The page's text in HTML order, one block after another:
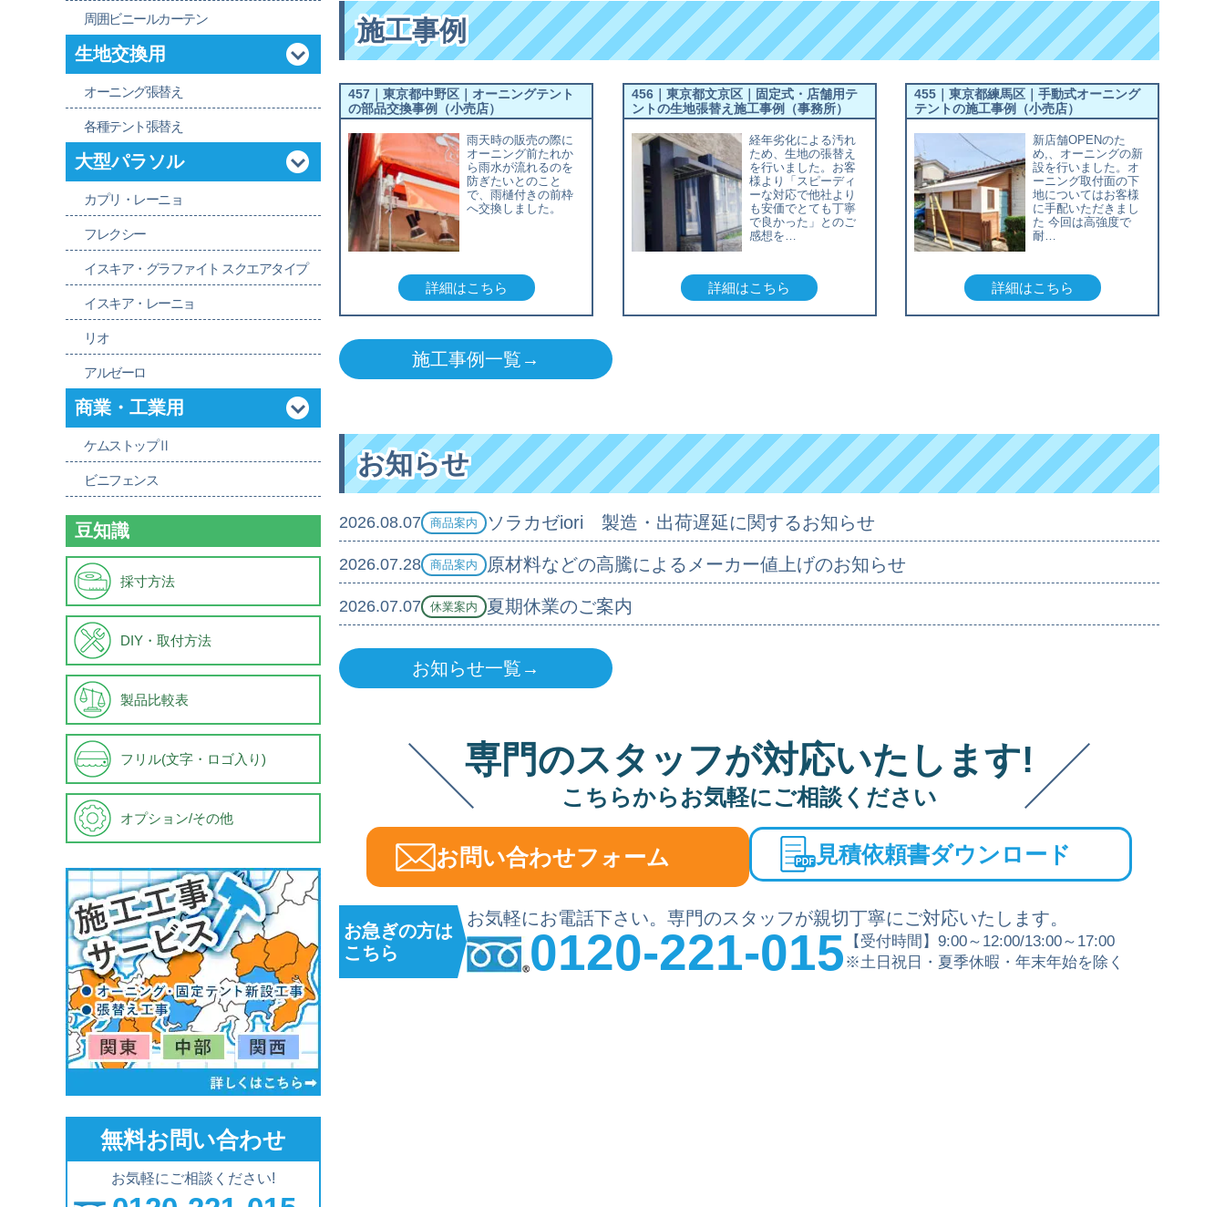
施工事例
457｜東京都中野区｜オーニングテント
の部品交換事例（小売店）
雨天時の販売の際に
オーニング前たれか
ら雨水が流れるのを
防ぎたいとのこと
で、雨樋付きの前枠
へ交換しました。
詳細はこちら
456｜東京都文京区｜固定式・店舗用テ
ントの生地張替え施工事例（事務所）
経年劣化による汚れ
ため、生地の張替え
を行いました。お客
様より「スピーディ
ーな対応で他社より
も安価でとても丁寧
で良かった」とのご
感想を…
詳細はこちら
455｜東京都練馬区｜手動式オーニング
テントの施工事例（小売店）
新店舗OPENのた
め,、オーニングの新
設を行いました。オ
ーニング取付面の下
地についてはお客様
に手配いただきまし
た 今回は高強度で
耐…
詳細はこちら
施工事例一覧→
お知らせ
2026.08.07 商品案内 ソラカゼiori 製造・出荷遅延に関するお知らせ
2026.07.28 商品案内 原材料などの高騰によるメーカー値上げのお知らせ
2026.07.07 休業案内 夏期休業のご案内
お知らせ一覧→
専門のスタッフが対応いたします!
こちらからお気軽にご相談ください
お問い合わせフォーム 見積依頼書ダウンロード
お急ぎの方は
こちら
お気軽にお電話下さい。専門のスタッフが親切丁寧にご対応いたします。
0120-221-015
【受付時間】9:00～12:00/13:00～17:00
※土日祝日・夏季休暇・年末年始を除く
周囲ビニールカーテン
生地交換用
オーニング張替え
各種テント張替え
大型パラソル
カプリ・レーニョ
フレクシー
イスキア・グラファイト スクエアタイプ
イスキア・レーニョ
リオ
アルゼーロ
商業・工業用
ケムストップⅡ
ビニフェンス
豆知識
採寸方法
DIY・取付方法
製品比較表
フリル(文字・ロゴ入り)
オプション/その他
無料お問い合わせ
お気軽にご相談ください!